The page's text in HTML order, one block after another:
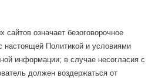
сайтов означает безоговорочное
настоящей Политикой и условиями
информации; в случае несогласия с
должен воздержаться от